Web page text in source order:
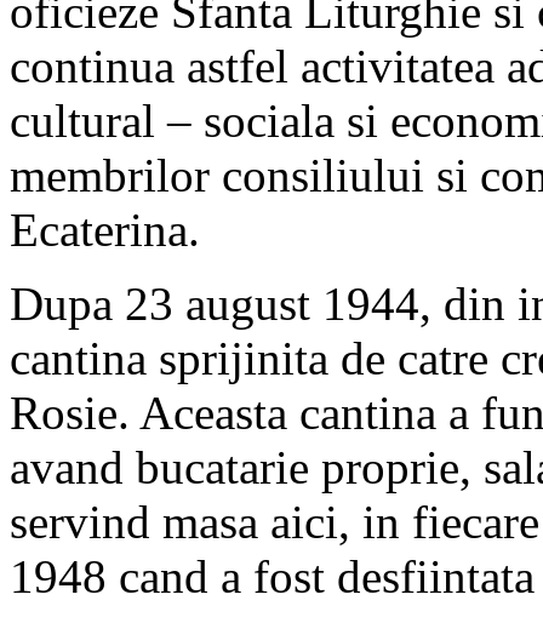
oficieze Sfanta Liturghie si
continua astfel activitatea
cultural – sociala si
membrilor consiliului si
Ecaterina.
Dupa 23 august 1944, din
cantina sprijinita de catre
Rosie. Aceasta cantina a
avand bucatarie proprie,
servind masa aici, in
1948 cand a fost